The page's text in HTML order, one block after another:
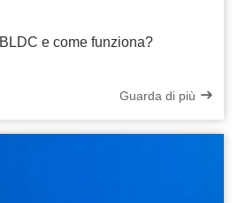
e come funziona?
Guarda di più